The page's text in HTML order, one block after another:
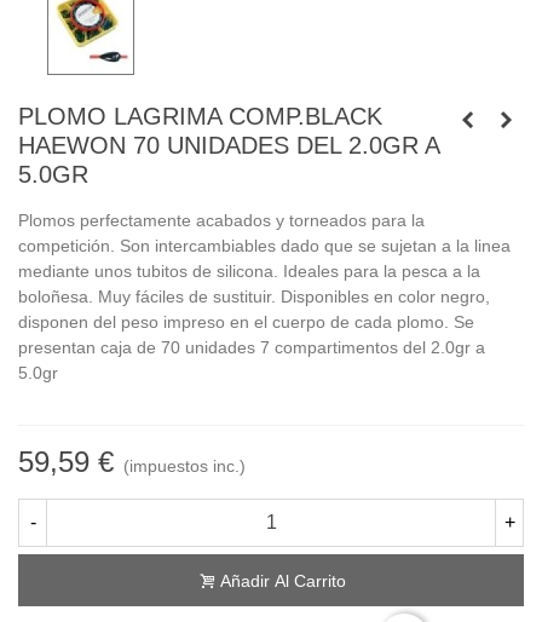
PLOMO LAGRIMA COMP.BLACK
HAEWON 70 UNIDADES DEL 2.0GR A
5.0GR
Plomos perfectamente acabados y torneados para la
competición. Son intercambiables dado que se sujetan a la linea
mediante unos tubitos de silicona. Ideales para la pesca a la
boloñesa. Muy fáciles de sustituir. Disponibles en color negro,
disponen del peso impreso en el cuerpo de cada plomo. Se
presentan caja de 70 unidades 7 compartimentos del 2.0gr a
5.0gr
59,59 € (impuestos inc.)
- +
Añadir Al Carrito